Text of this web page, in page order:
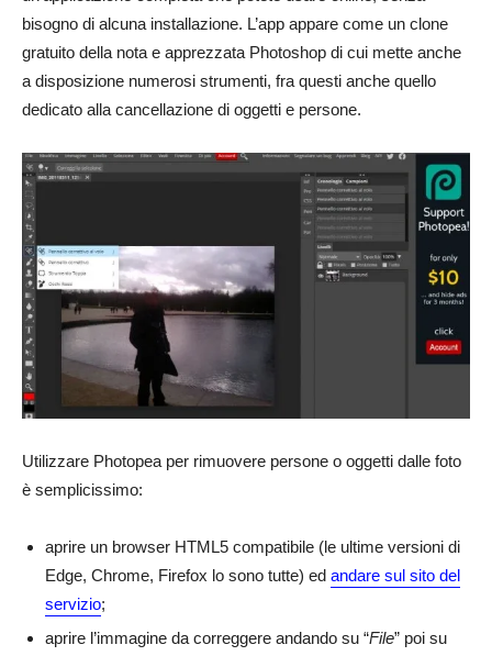
bisogno di alcuna installazione. L’app appare come un clone
gratuito della nota e apprezzata Photoshop di cui mette anche
a disposizione numerosi strumenti, fra questi anche quello
dedicato alla cancellazione di oggetti e persone.
Utilizzare Photopea per rimuovere persone o oggetti dalle foto
è semplicissimo:
aprire un browser HTML5 compatibile (le ultime versioni di
Edge, Chrome, Firefox lo sono tutte) ed andare sul sito del
servizio;
aprire l’immagine da correggere andando su “File” poi su